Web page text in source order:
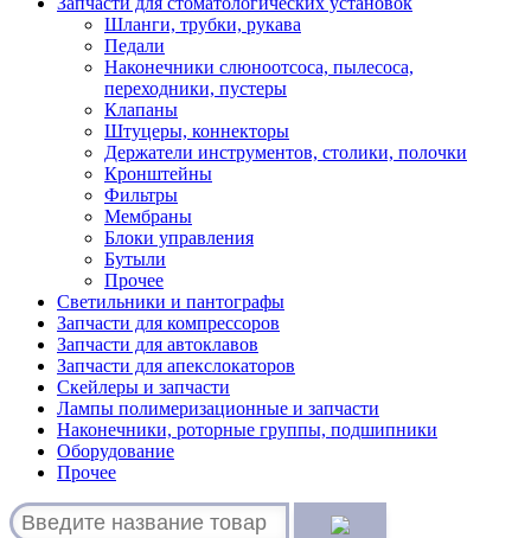
Шланги, трубки, рукава
Педали
Наконечники слюноотсоса, пылесоса,
переходники, пустеры
Клапаны
Штуцеры, коннекторы
Держатели инструментов, столики, полочки
Кронштейны
Фильтры
Мембраны
Блоки управления
Бутыли
Прочее
Светильники и пантографы
Запчасти для компрессоров
Запчасти для автоклавов
Запчасти для апекслокаторов
Скейлеры и запчасти
Лампы полимеризационные и запчасти
Наконечники, роторные группы, подшипники
Оборудование
Прочее